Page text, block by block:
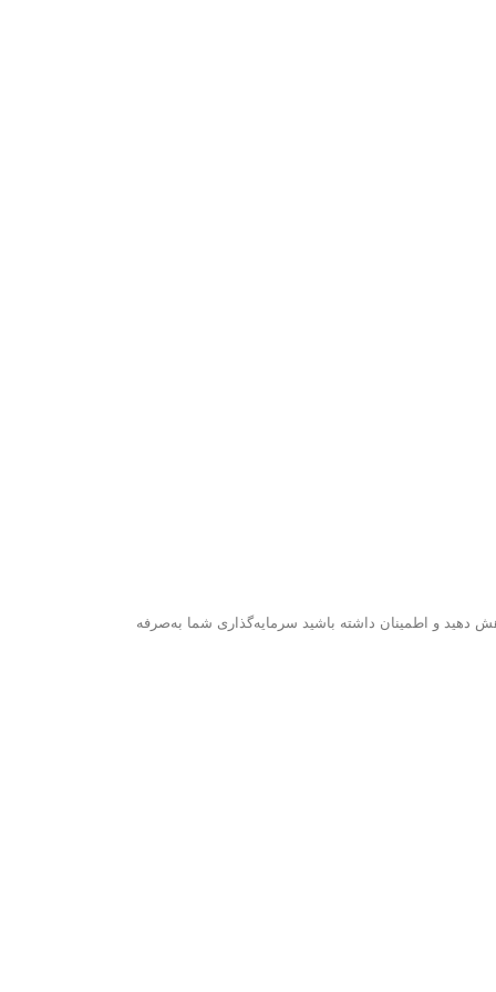
و اطمینان داشته باشید سرمایه‌گذاری شما به‌صرفه